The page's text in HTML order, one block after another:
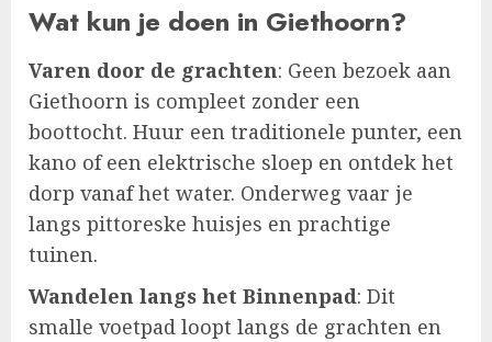
Wat kun je doen in Giethoorn?
Varen door de grachten: Geen bezoek aan
Giethoorn is compleet zonder een
boottocht. Huur een traditionele punter, een
kano of een elektrische sloep en ontdek het
dorp vanaf het water. Onderweg vaar je
langs pittoreske huisjes en prachtige
tuinen.
Wandelen langs het Binnenpad: Dit
smalle voetpad loopt langs de grachten en